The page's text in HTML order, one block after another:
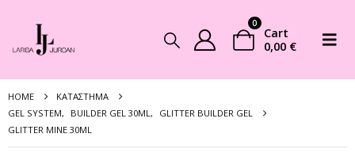
0
Cart
0,00 €
HOME
ΚΑΤΆΣΤΗΜΑ
GEL SYSTEM, BUILDER GEL 30ML,
GLITTER BUILDER GEL
GLITTER MINE 30ML